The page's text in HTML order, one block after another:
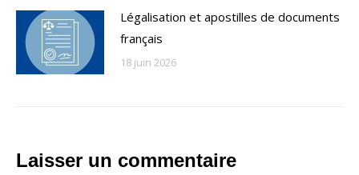
Légalisation et apostilles de documents
français
18 juin 2026
Laisser un commentaire